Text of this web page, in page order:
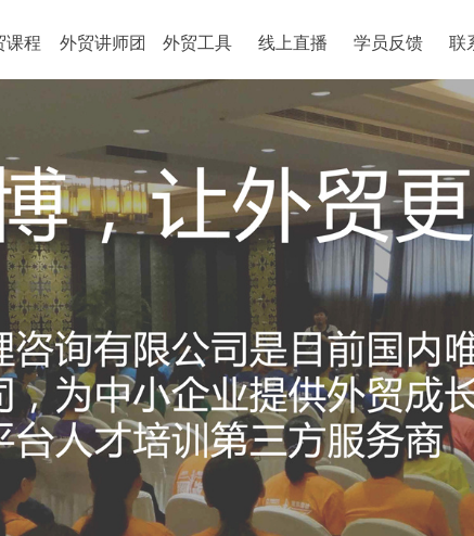
课程 外贸讲师团 外贸工具 线上直播 学员反馈 联